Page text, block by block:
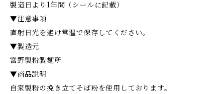
製造日より1年間（シールに記載）
▼注意事項
直射日光を避け常温で保存してください。
▼製造元
宮野製粉製麺所
▼商品説明
自家製粉の挽き立てそば粉を使用しております。